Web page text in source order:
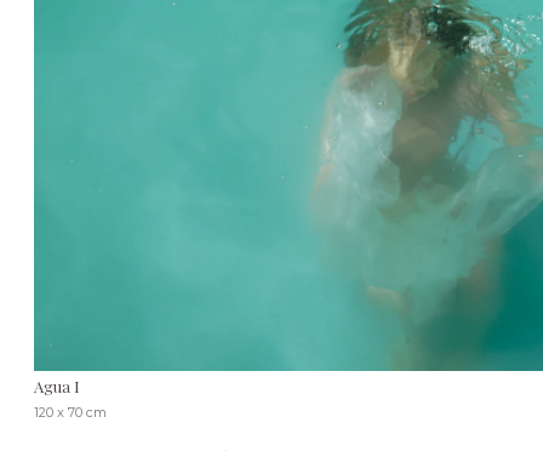
Agua I
120 x 70 cm